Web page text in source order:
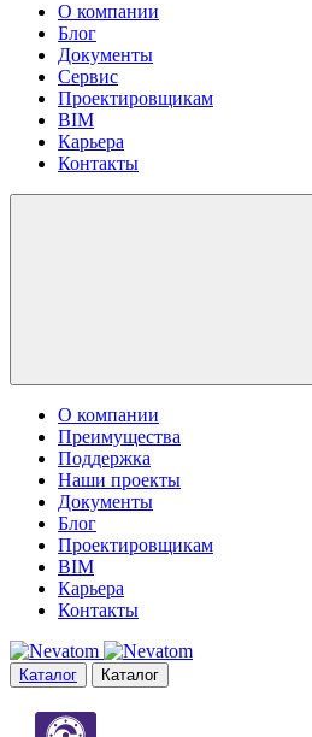
О компании
Блог
Документы
Сервис
Проектировщикам
BIM
Карьера
Контакты
О компании
Преимущества
Поддержка
Наши проекты
Документы
Блог
Проектировщикам
BIM
Карьера
Контакты
Каталог Каталог